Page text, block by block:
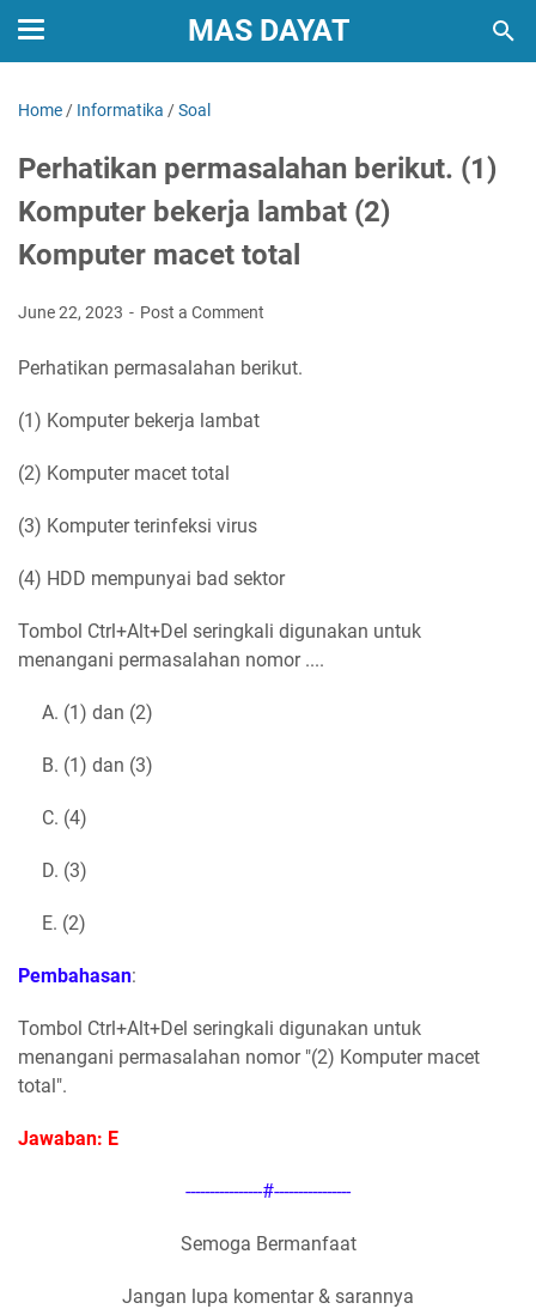
MAS DAYAT
Home / Informatika /Soal
Perhatikan permasalahan berikut. (1)
Komputer bekerja lambat (2)
Komputer macet total
June 22, 2023 Post a Comment
Perhatikan permasalahan berikut.
(1) Komputer bekerja lambat
(2) Komputer macet total
(3) Komputer terinfeksi virus
(4) HDD mempunyai bad sektor
Tombol Ctrl+Alt+Del seringkali digunakan untuk
menangani permasalahan nomor ....
A. (1) dan (2)
B. (1) dan (3)
C. (4)
D. (3)
E. (2)
Pembahasan:
Tombol Ctrl+Alt+Del seringkali digunakan untuk
menangani permasalahan nomor "(2) Komputer macet
total".
Jawaban: E
----------------#----------------
Semoga Bermanfaat
Jangan lupa komentar & sarannya